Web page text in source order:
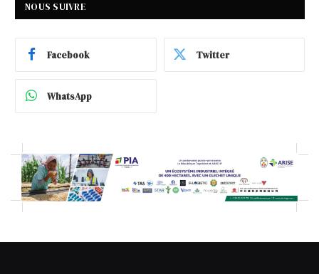
NOUS SUIVRE
Facebook Twitter
WhatsApp